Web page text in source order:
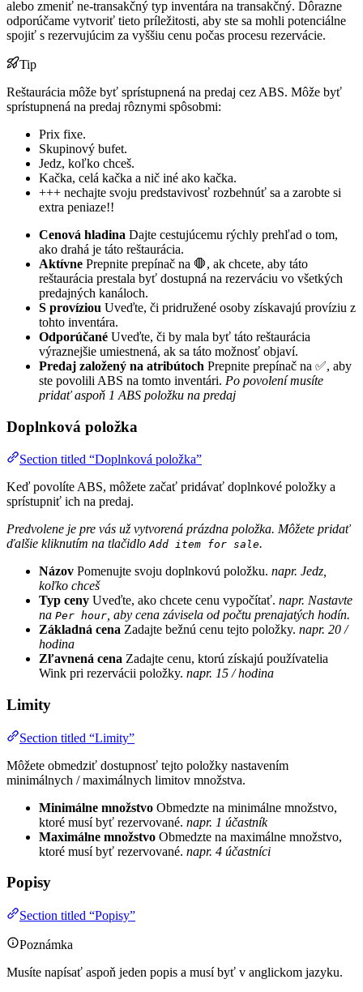
alebo zmeniť ne-transakčný typ inventára na transakčný. Dôrazne
odporúčame vytvoriť tieto príležitosti, aby ste sa mohli potenciálne
spojiť s rezervujúcim za vyššiu cenu počas procesu rezervácie.
Tip
Reštaurácia môže byť sprístupnená na predaj cez ABS. Môže byť
sprístupnená na predaj rôznymi spôsobmi:
Prix fixe.
Skupinový bufet.
Jedz, koľko chceš.
Kačka, celá kačka a nič iné ako kačka.
+++ nechajte svoju predstavivosť rozbehnúť sa a zarobte si
extra peniaze!!
Cenová hladina Dajte cestujúcemu rýchly prehľad o tom,
ako drahá je táto reštaurácia.
Aktívne Prepnite prepínač na 🛑, ak chcete, aby táto
reštaurácia prestala byť dostupná na rezerváciu vo všetkých
predajných kanáloch.
S províziou Uveďte, či pridružené osoby získavajú províziu z
tohto inventára.
Odporúčané Uveďte, či by mala byť táto reštaurácia
výraznejšie umiestnená, ak sa táto možnosť objaví.
Predaj založený na atribútoch Prepnite prepínač na ✅, aby
ste povolili ABS na tomto inventári. Po povolení musíte
pridať aspoň 1 ABS položku na predaj
Doplnková položka
Section titled “Doplnková položka”
Keď povolíte ABS, môžete začať pridávať doplnkové položky a
sprístupniť ich na predaj.
Predvolene je pre vás už vytvorená prázdna položka. Môžete pridať
ďalšie kliknutím na tlačidlo Add item for sale.
Názov Pomenujte svoju doplnkovú položku. napr. Jedz,
koľko chceš
Typ ceny Uveďte, ako chcete cenu vypočítať. napr. Nastavte
na Per hour , aby cena závisela od počtu prenajatých hodín.
Základná cena Zadajte bežnú cenu tejto položky. napr. 20 /
hodina
Zľavnená cena Zadajte cenu, ktorú získajú používatelia
Wink pri rezervácii položky. napr. 15 / hodina
Limity
Section titled “Limity”
Môžete obmedziť dostupnosť tejto položky nastavením
minimálnych / maximálnych limitov množstva.
Minimálne množstvo Obmedzte na minimálne množstvo,
ktoré musí byť rezervované. napr. 1 účastník
Maximálne množstvo Obmedzte na maximálne množstvo,
ktoré musí byť rezervované. napr. 4 účastníci
Popisy
Section titled “Popisy”
Poznámka
Musíte napísať aspoň jeden popis a musí byť v anglickom jazyku.